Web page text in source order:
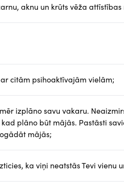
aknu un krūts vēža attīstības
citām psihoaktīvajām vielām;
izplāno savu vakaru.
plāno būt mājās. Pastāsti
mājās;
ka viņi neatstās Tevi vienu